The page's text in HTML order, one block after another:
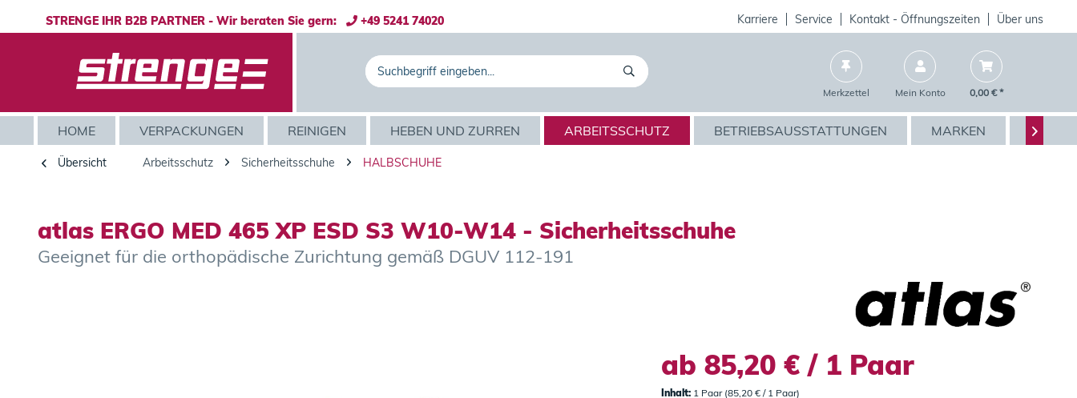
STRENGE IHR B2B PARTNER - Wir beraten Sie gern: +49 5241 74020 Karriere Service Kontakt - Öffnungszeiten Über uns
Merkzettel Mein Konto 0,00 € *
HOME VERPACKUNGEN REINIGEN HEBEN UND ZURREN ARBEITSSCHUTZ BETRIEBSAUSSTATTUNGEN MARKEN 
Übersicht Arbeitsschutz Sicherheitsschuhe HALBSCHUHE
atlas ERGO MED 465 XP ESD S3 W10-W14 - Sicherheitsschuhe
Geeignet für die orthopädische Zurichtung gemäß DGUV 112-191
ab 85,20 € / 1 Paar
Inhalt: 1 Paar (85,20 € / 1 Paar)